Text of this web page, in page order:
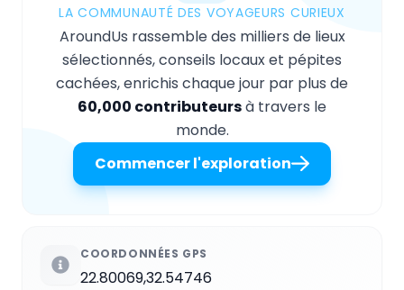
LA COMMUNAUTÉ DES VOYAGEURS CURIEUX
AroundUs rassemble des milliers de lieux
sélectionnés, conseils locaux et pépites
cachées, enrichis chaque jour par plus de
60,000 contributeursà travers le
monde.
Commencer l'exploration
COORDONNÉES GPS
22.80069,32.54746